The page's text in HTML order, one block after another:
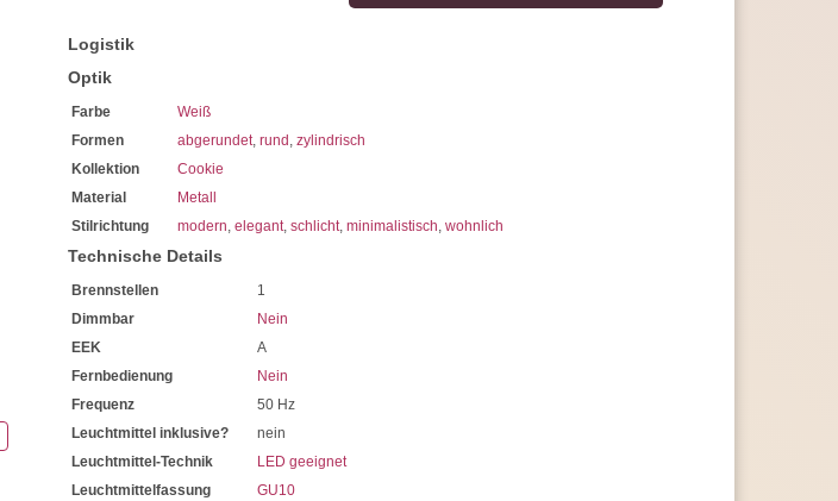
Logistik
Optik
Farbe
Weiß
Formen
abgerundet, rund , zylindrisch
Kollektion
Cookie
Material
Metall
Stilrichtung
modern, elegant, schlicht, minimalistisch, wohnlich
Technische Details
Brennstellen
1
Dimmbar
Nein
EEK
A
Fernbedienung
Nein
Frequenz
50 Hz
Leuchtmittel inklusive?
nein
Leuchtmittel-Technik
LED geeignet
Leuchtmittelfassung
GU10